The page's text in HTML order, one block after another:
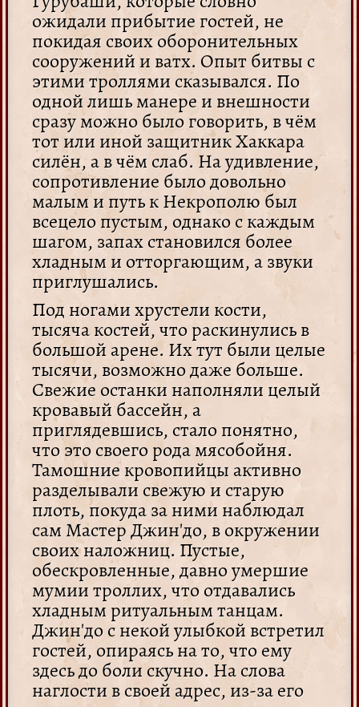
ожидали прибытие гостей, не
покидая своих оборонительных
сооружений и ватх. Опыт битвы с
этими троллями сказывался. По
одной лишь манере и внешности
сразу можно было говорить, в чём
тот или иной защитник Хаккара
силён, а в чём слаб. На удивление,
сопротивление было довольно
малым и путь к Некрополю был
всецело пустым, однако с каждым
шагом, запах становился более
хладным и отторгающим, а звуки
приглушались.
Под ногами хрустели кости,
тысяча костей, что раскинулись в
большой арене. Их тут были целые
тысячи, возможно даже больше.
Свежие останки наполняли целый
кровавый бассейн, а
приглядевшись, стало понятно,
что это своего рода мясобойня.
Тамошние кровопийцы активно
разделывали свежую и старую
плоть, покуда за ними наблюдал
сам Мастер Джин'до, в окружении
своих наложниц. Пустые,
обескровленные, давно умершие
мумии троллих, что отдавались
хладным ритуальным танцам.
Джин'до с некой улыбкой встретил
гостей, опираясь на то, что ему
здесь до боли скучно. На слова
наглости в своей адрес, из-за его